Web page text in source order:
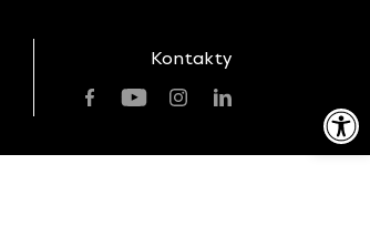
Open toolbar
Kontakty